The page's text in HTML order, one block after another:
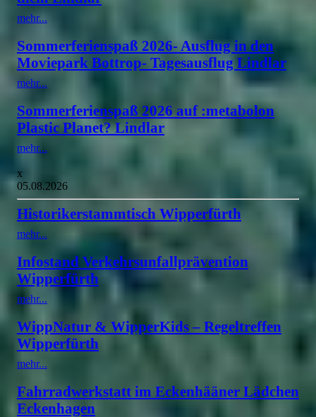
mehr...
Sommerferienspaß 2026- Ausflug in den
Moviepark Bottrop- Tagesausflug Lindlar
mehr...
Sommerferienspaß 2026 auf :metabolon
Plastic Planet? Lindlar
mehr...
x
05.08.2026
Historikerstammtisch Wipperfürth
mehr...
Infostand Verkehrsunfallprävention
Wipperfürth
mehr...
WippNatur & WipperKids – Regeltreffen
Wipperfürth
mehr...
Fahrradwerkstatt im Eckenhääner Lädchen
Eckenhagen